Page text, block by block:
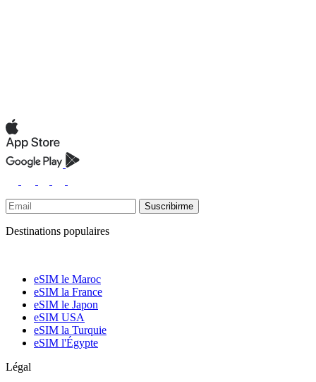
Suscribirme
Destinations populaires
eSIM le Maroc
eSIM la France
eSIM le Japon
eSIM USA
eSIM la Turquie
eSIM l'Égypte
Légal